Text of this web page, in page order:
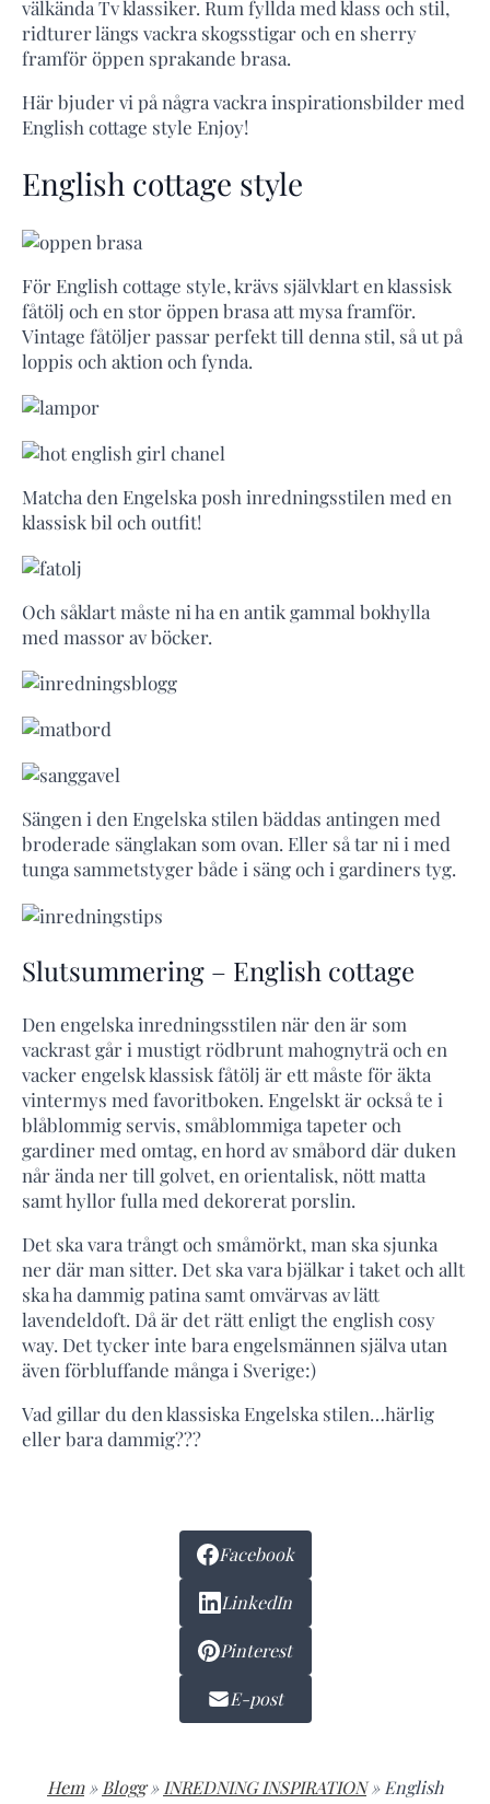
välkända Tv klassiker. Rum fyllda med klass och stil,
ridturer längs vackra skogsstigar och en sherry
framför öppen sprakande brasa.
Här bjuder vi på några vackra inspirationsbilder med
English cottage style Enjoy!
English cottage style
För English cottage style, krävs självklart en klassisk
fåtölj och en stor öppen brasa att mysa framför.
Vintage fåtöljer passar perfekt till denna stil, så ut på
loppis och aktion och fynda.
Matcha den Engelska posh inredningsstilen med en
klassisk bil och outfit!
Och såklart måste ni ha en antik gammal bokhylla
med massor av böcker.
Sängen i den Engelska stilen bäddas antingen med
broderade sänglakan som ovan. Eller så tar ni i med
tunga sammetstyger både i säng och i gardiners tyg.
Slutsummering – English cottage
Den engelska inredningsstilen när den är som
vackrast går i mustigt rödbrunt mahognyträ och en
vacker engelsk klassisk fåtölj är ett måste för äkta
vintermys med favoritboken. Engelskt är också te i
blåblommig servis, småblommiga tapeter och
gardiner med omtag, en hord av småbord där duken
når ända ner till golvet, en orientalisk, nött matta
samt hyllor fulla med dekorerat porslin.
Det ska vara trångt och småmörkt, man ska sjunka
ner där man sitter. Det ska vara bjälkar i taket och allt
ska ha dammig patina samt omvärvas av lätt
lavendeldoft. Då är det rätt enligt the english cosy
way. Det tycker inte bara engelsmännen själva utan
även förbluffande många i Sverige:)
Vad gillar du den klassiska Engelska stilen…härlig
eller bara dammig???
Facebook
LinkedIn
Pinterest
E-post
Hem » Blogg » INREDNING INSPIRATION » English